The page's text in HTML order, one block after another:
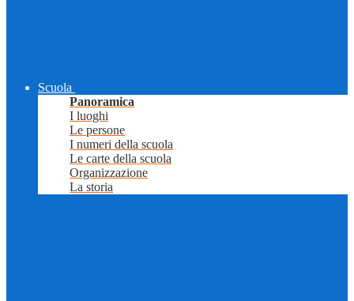
Scuola
Panoramica
I luoghi
Le persone
I numeri della scuola
Le carte della scuola
Organizzazione
La storia